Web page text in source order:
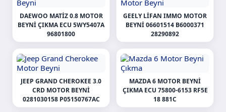
DAEWOO MATIZ 0.8 MOTOR
BEYNI ÇIKMA ECU 5WY5407A
96801800
GEELY LIFAN IMMO MOTOR
BEYNI 06601514 B6000371
28290892
JEEP GRAND CHEROKEE 3.0
CRD MOTOR BEYNI
0281030158 P05150767AC
MAZDA 6 MOTOR BEYNI
ÇIKMA ECU 75800-6153 RF5E
18 881C